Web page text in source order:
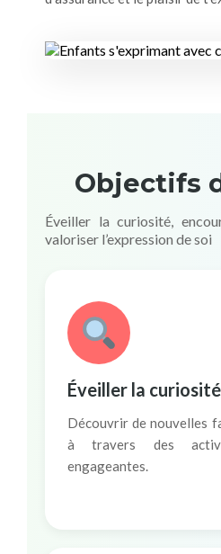
Objectifs
Éveiller la curiosité,
valoriser l’expression de soi
Éveiller la curiosité
Découvrir de nouvelles
à travers des
engageantes.